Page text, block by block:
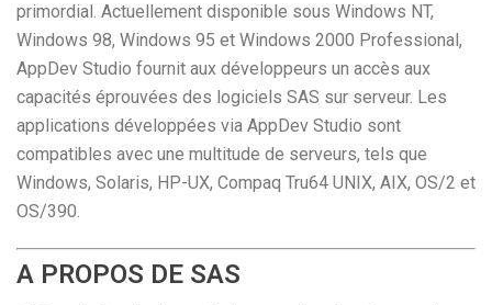
primordial. Actuellement disponible sous Windows NT,
Windows 98, Windows 95 et Windows 2000 Professional,
AppDev Studio fournit aux développeurs un accès aux
capacités éprouvées des logiciels SAS sur serveur. Les
applications développées via AppDev Studio sont
compatibles avec une multitude de serveurs, tels que
Windows, Solaris, HP-UX, Compaq Tru64 UNIX, AIX, OS/2 et
OS/390.
A PROPOS DE SAS